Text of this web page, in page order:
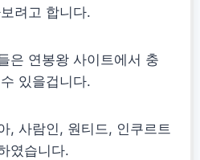
려고 합니다.
은 연봉왕 사이트에서 충
있을겁니다.
, 사람인, 원티드, 인쿠르트
였습니다.